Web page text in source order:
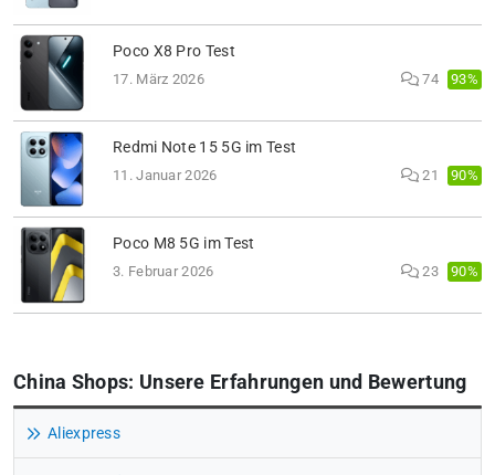
Poco X8 Pro Test
17. März 2026 74 93%
Redmi Note 15 5G im Test
11. Januar 2026 21 90%
Poco M8 5G im Test
3. Februar 2026 23 90%
China Shops: Unsere Erfahrungen und Bewertung
Aliexpress